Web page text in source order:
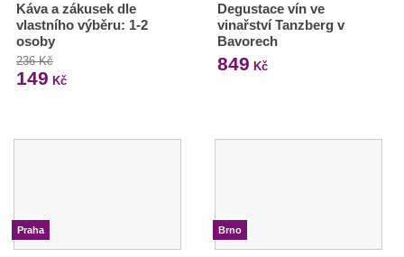
Káva a zákusek dle
vlastního výběru: 1-2
osoby
236 Kč
149 Kč
Degustace vín ve
vinařství Tanzberg v
Bavorech
849 Kč
Praha Brno